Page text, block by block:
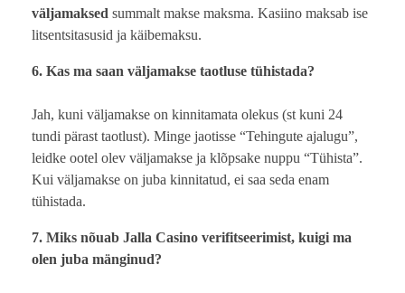
väljamaksed summalt makse maksma. Kasiino maksab ise
litsentsitasusid ja käibemaksu.
6. Kas ma saan väljamakse taotluse tühistada?
Jah, kuni väljamakse on kinnitamata olekus (st kuni 24
tundi pärast taotlust). Minge jaotisse “Tehingute ajalugu”,
leidke ootel olev väljamakse ja klõpsake nuppu “Tühista”.
Kui väljamakse on juba kinnitatud, ei saa seda enam
tühistada.
7. Miks nõuab Jalla Casino verifitseerimist, kuigi ma
olen juba mänginud?